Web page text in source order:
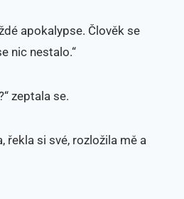
apokalypse. Člověk se
nic nestalo.“
zeptala se.
řekla si své, rozložila mě a